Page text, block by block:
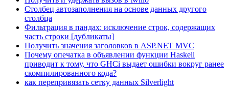
Столбец автозаполнения на основе данных другого
столбца
Фильтрация в пандах: исключение строк, содержащих
часть строки [дубликаты]
Получить значения заголовков в ASP.NET MVC
Почему опечатка в объявлении функции Haskell
приводит к тому, что GHCi выдает ошибки вокруг ранее
скомпилированного кода?
как перепривязать сетку данных Silverlight